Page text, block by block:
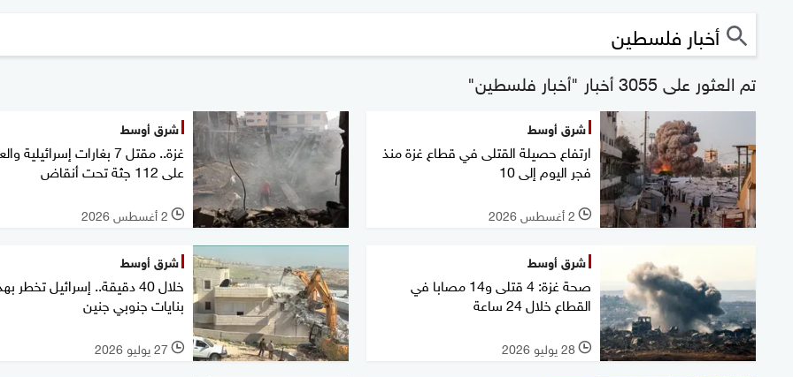
تم العثور على 3055 أخبار "أخبار فلسطين"
شرق أوسط
ارتفاع حصيلة القتلى في قطاع غزة منذ
فجر اليوم إلى 10
l 2 أغسطس 2026
شرق أوسط
غزة.. مقتل 7 بغارات إسرائيلية
على 112 جثة تحت أنقاض
l 2 أغسطس 2026
شرق أوسط
صحة غزة: 4 قتلى و14 مصابا في
القطاع خلال 24 ساعة
l 28 يوليو 2026
شرق أوسط
بنايات جنوبي جنين
l 27 يوليو 2026